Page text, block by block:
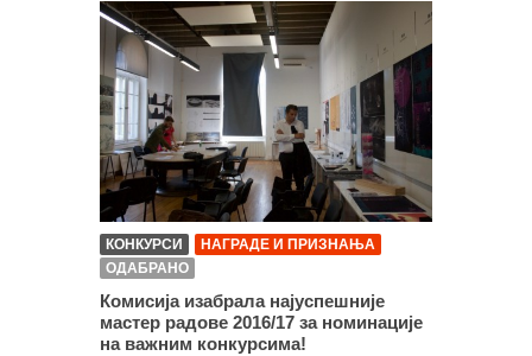
КОНКУРСИ
НАГРАДЕ И ПРИЗНАЊА
ОДАБРАНО
Комисија изабрала најуспешније
мастер радове 2016/17 за номинације
на важним конкурсима!